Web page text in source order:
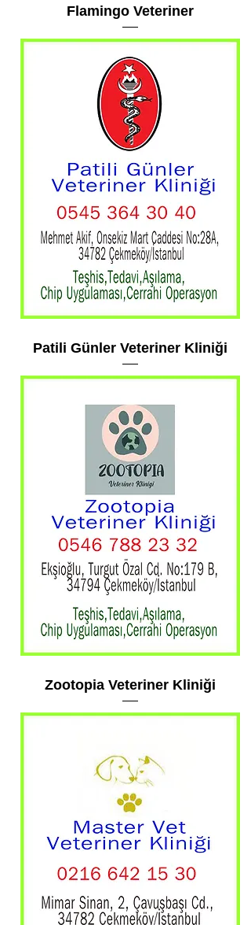
Flamingo Veteriner
Patili Günler Veteriner Kliniği
Zootopia Veteriner Kliniği